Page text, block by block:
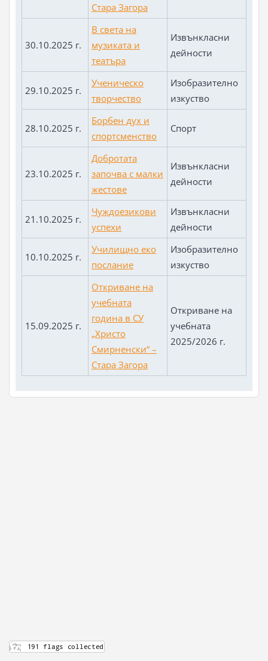
Стара Загора
30.10.2025 г.
В света на
музиката и
театъра
Извънкласни
дейности
29.10.2025 г.
Ученическо
творчество
Изобразително
изкуство
28.10.2025 г.
Борбен дух и
спортсменство
Спорт
23.10.2025 г.
Добротата
започва с малки
жестове
Извънкласни
дейности
21.10.2025 г.
Чуждоезикови
успехи
Извънкласни
дейности
10.10.2025 г.
Училищно еко
послание
Изобразително
изкуство
15.09.2025 г.
Откриване на
учебната
година в СУ
„Христо
Смирненски“ –
Стара Загора
Откриване на
учебната
2025/2026 г.